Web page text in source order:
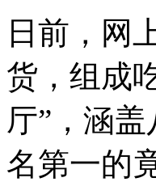
日前，网
货，组成
厅”，涵
名第一的